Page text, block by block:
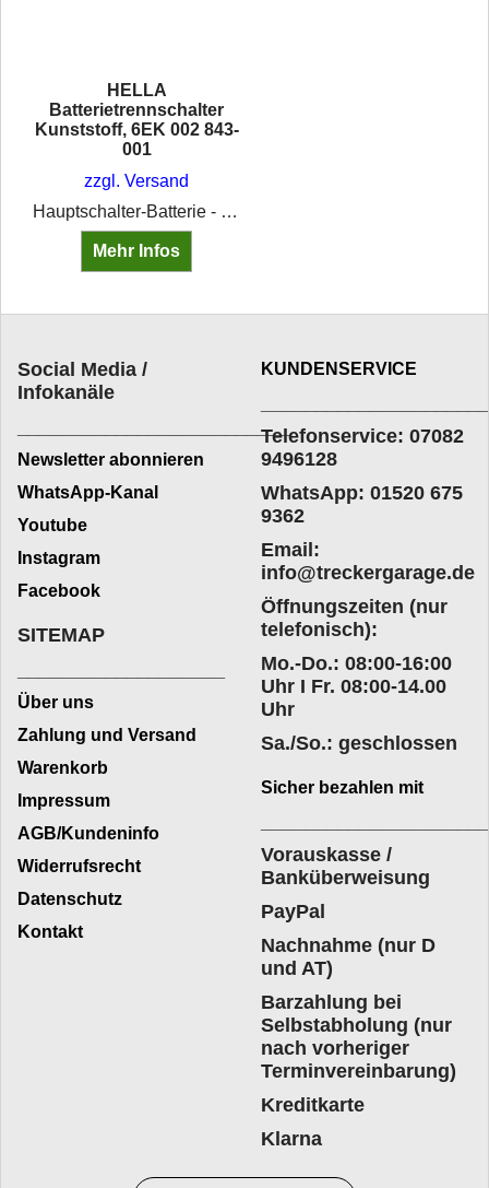
HELLA
Batterietrennschalter
Kunststoff, 6EK 002 843-
001
zzgl. Versand
Hauptschalter-Batterie - Drehbetätigung •Belastbarkeit bei 12V: max 1000 A/10 sek. •Stromstärke: 50 A •Betätigungsart: Drehbetätigung •DIN/ISO: 40050 -IPX2
Mehr Infos
Social Media /
Infokanäle
_________________________
Newsletter abonnieren
WhatsApp-Kanal
Youtube
Instagram
Facebook
KUNDENSERVICE
Telefonservice: 07082
9496128
WhatsApp: 01520 675
9362
Email:
info@treckergarage.de
Öffnungszeiten (nur
telefonisch):
Mo.-Do.: 08:00-16:00
Uhr I Fr. 08:00-14.00
Uhr
Sa./So.: geschlossen
SITEMAP
Über uns
Zahlung und Versand
Warenkorb
Impressum
AGB/Kundeninfo
Widerrufsrecht
Datenschutz
Kontakt
Sicher bezahlen mit
Vorauskasse /
Banküberweisung
PayPal
Nachnahme (nur D
und AT)
Barzahlung bei
Selbstabholung (nur
nach vorheriger
Terminvereinbarung)
Kreditkarte
Klarna